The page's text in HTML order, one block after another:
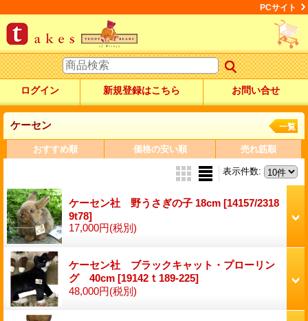
PCサイト
ログイン 新規登録はこちら お問い合せ
ケーセン 一覧
おすすめ順 価格の安い順 売れ筋順
表示件数:
ケーセン社 野うさぎの子 18cm [14157/2318
9t78]
17,000円(税別)
ケーセン社 ブラックキャット・プローリン
グ 40cm [19142ｔ189-225]
48,000円(税別)